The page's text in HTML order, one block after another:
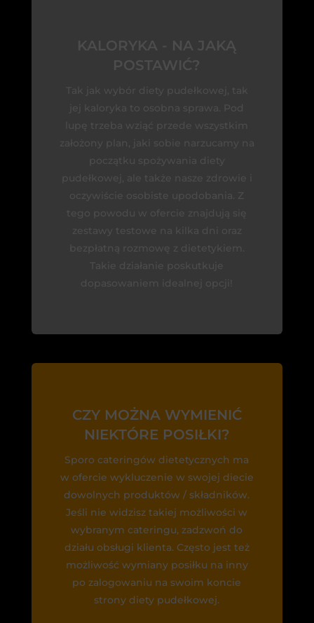
CZY MOŻNA WYMIENIĆ
NIEKTÓRE POSIŁKI?
Sporo cateringów dietetycznych ma
w ofercie wykluczenie w swojej diecie
dowolnych produktów / składników.
Jeśli nie widzisz takiej możliwości w
wybranym cateringu, zadzwoń do
działu obsługi klienta. Często jest też
możliwość wymiany posiłku na inny
po zalogowaniu na swoim koncie
strony diety pudełkowej.